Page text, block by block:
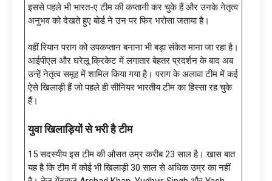
इससे पहले भी भारत-ए टीम की कप्तानी कर चुके हैं और उनके नेतृत्व
अनुभव को देखते हुए बोर्ड ने उन पर फिर भरोसा जताया है।
वहीं रियान पराग को उपकप्तान बनाना भी बड़ा संकेत माना जा रहा है।
आईपीएल और घरेलू क्रिकेट में लगातार बेहतर प्रदर्शन के बाद अब
उन्हें नेतृत्व समूह में शामिल किया गया है। पराग के अलावा टीम में कई
ऐसे खिलाड़ी हैं जो पहले ही सीनियर भारतीय टीम का हिस्सा रह चुके
हैं।
युवा खिलाड़ियों से भरी है टीम
15 सदस्यीय इस टीम की औसत उम्र करीब 23 साल है। खास बात
यह है कि टीम में कोई भी खिलाड़ी 30 साल से अधिक उम्र का नहीं